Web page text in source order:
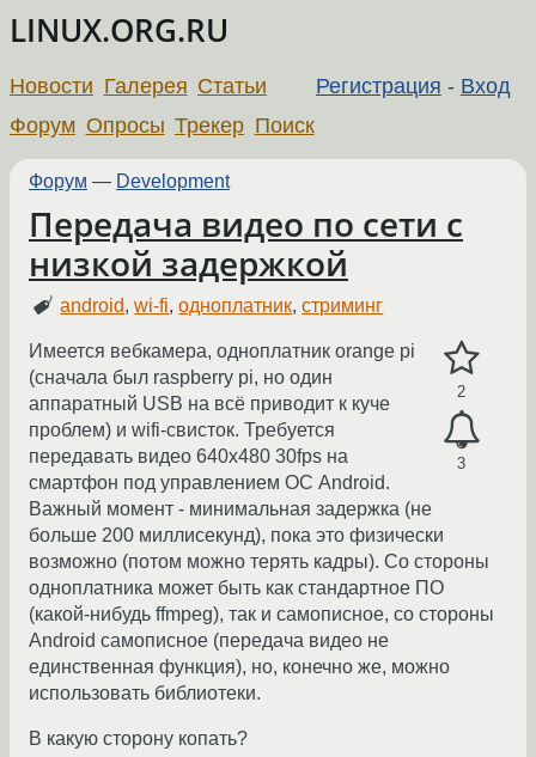
LINUX.ORG.RU
Регистрация - Вход
Новости Галерея Статьи
Форум Опросы Трекер Поиск
Форум — Development
Передача видео по сети с
низкой задержкой
android,wi-fi,одноплатник,стриминг
2
3
Имеется вебкамера, одноплатник orange pi
(сначала был raspberry pi, но один
аппаратный USB на всё приводит к куче
проблем) и wifi-свисток. Требуется
передавать видео 640х480 30fps на
смартфон под управлением ОС Android.
Важный момент - минимальная задержка (не
больше 200 миллисекунд), пока это физически
возможно (потом можно терять кадры). Со стороны
одноплатника может быть как стандартное ПО
(какой-нибудь ffmpeg), так и самописное, со стороны
Android самописное (передача видео не
единственная функция), но, конечно же, можно
использовать библиотеки.
В какую сторону копать?